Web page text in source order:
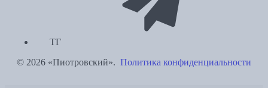
ТГ
© 2026 «Пиотровский». Политика конфиденциальности